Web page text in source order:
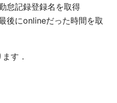
怠記録登録名を取得
後にonlineだった時間を取
す．